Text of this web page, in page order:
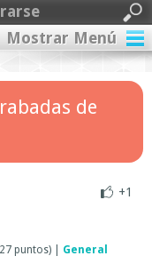
Mostrar Menú
de
+1
27 puntos) General